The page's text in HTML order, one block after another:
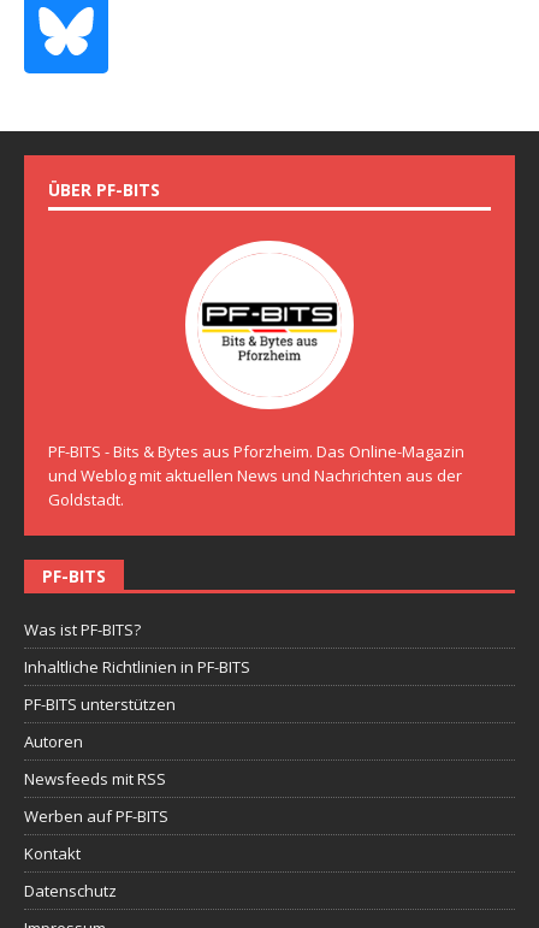
ÜBER PF-BITS
PF-BITS - Bits & Bytes aus Pforzheim. Das Online-Magazin
und Weblog mit aktuellen News und Nachrichten aus der
Goldstadt.
PF-BITS
Was ist PF-BITS?
Inhaltliche Richtlinien in PF-BITS
PF-BITS unterstützen
Autoren
Newsfeeds mit RSS
Werben auf PF-BITS
Kontakt
Datenschutz